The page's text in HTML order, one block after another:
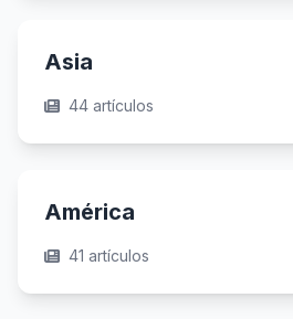
Asia
44 artículos
América
41 artículos